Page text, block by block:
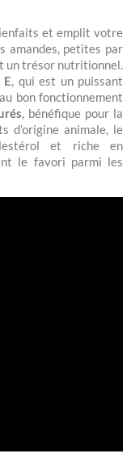
et emplit votre
amandes, petites par
un trésor nutritionnel.
, qui est un puissant
bon fonctionnement
, bénéfique pour la
d’origine animale, le
et riche en
le favori parmi les